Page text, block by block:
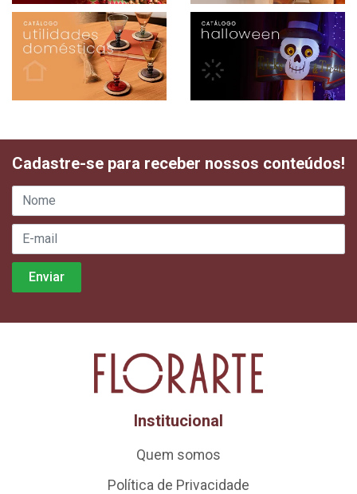
Cadastre-se para receber nossos conteúdos!
Institucional
Quem somos
Política de Privacidade